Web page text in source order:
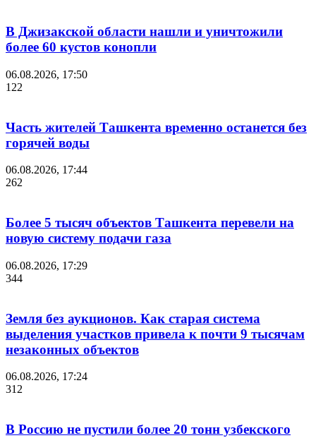
В Джизакской области нашли и уничтожили
более 60 кустов конопли
06.08.2026, 17:50
122
Часть жителей Ташкента временно останется без
горячей воды
06.08.2026, 17:44
262
Более 5 тысяч объектов Ташкента перевели на
новую систему подачи газа
06.08.2026, 17:29
344
Земля без аукционов. Как старая система
выделения участков привела к почти 9 тысячам
незаконных объектов
06.08.2026, 17:24
312
В Россию не пустили более 20 тонн узбекского